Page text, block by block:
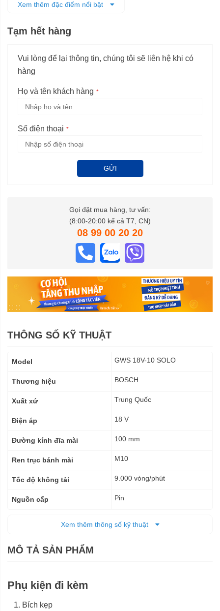
Bảo vệ người dùng vượt trội nhờ tấm chắn bảo vệ chống xoay,
thông minh
Xem thêm đặc điểm nổi bật
Tạm hết hàng
Vui lòng để lại thông tin, chúng tôi sẽ liên hệ khi có
hàng
Họ và tên khách hàng
Số điện thoại
GỬI
Gọi đặt mua hàng, tư vấn:
(8:00-20:00 kể cả T7, CN)
08 99 00 20 20
THÔNG SỐ KỸ THUẬT
kỹ
Model GWS 18V-10 SOLO
Thương hiệu BOSCH
Xuất xứ Trung Quốc
Điện áp 18 V
Đường kính đĩa mài 100 mm
Ren trục bánh mài M10
Tốc độ không tải 9.000 vòng/phút
Nguồn cấp Pin
Xem thêm thông số kỹ thuật
MÔ TẢ SẢN PHẨM
Phụ kiện đi kèm
Bích kẹp